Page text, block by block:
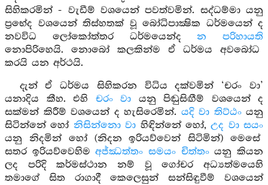
සිහිකරමින් - වැඩීම් වශයෙන් පවත්වමින්. සද්ධම්මා යනු
ප්‍රභේද වශයෙන් තිස්හතක් වූ බෝධිපාක්‍ෂික ධර්මයෙන් ද
නවවිධ ලෝකෝත්තර ධර්මයෙන්දන පරිහායති
නොපිරිහෙයි. නොබෝ කලකින්ම ඒ ධර්මය අවබෝධ
කරයි යන අර්ථයි.
දැන් ඒ ධර්මය සිහිකරන විධිය දක්වමින් ‘චරං වා’
යනාදිය කීහ. එහි චරං වා යනු පිඬුසිඟීම් වශයෙන් ද
සක්මන් කිරීම් වශයෙන් ද හැසිරෙමින්. යදි වා තිට්ඨංයනු
සිටින්නේ හෝ නිසින්නො වා හිඳින්නේ හෝ,උද වා සයං
යනු නිදමින් හෝ (නිදන ඉරියව්වෙන් සිටිමින්) මෙසේ
සතර ඉරියව්වෙහිමඅජ්ඣත්තං සමයං චිත්තංයනු කියන
ලද පරිදි කර්මස්ථාන නම් වූ ගෝචර අධ්‍යත්මයෙහි
තමාගේ සිත රාගාදී කෙලෙසුන් සන්සිඳුවීම් වශයෙන්